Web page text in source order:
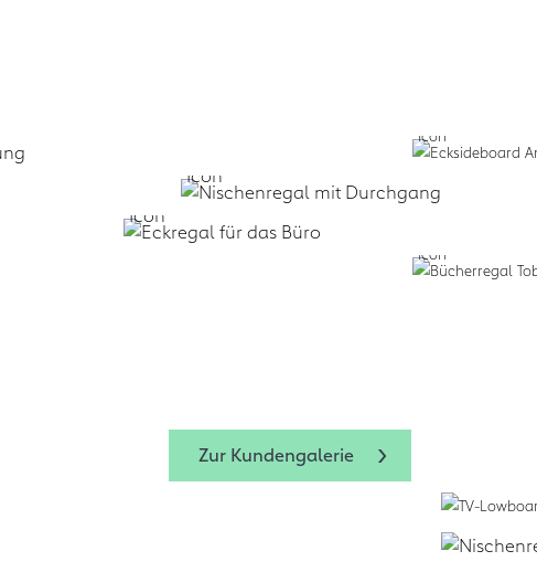
Zum Design
Business:
Zur Kundengalerie